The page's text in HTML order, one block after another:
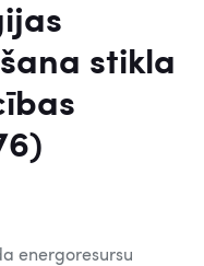
stikla
energoresursu